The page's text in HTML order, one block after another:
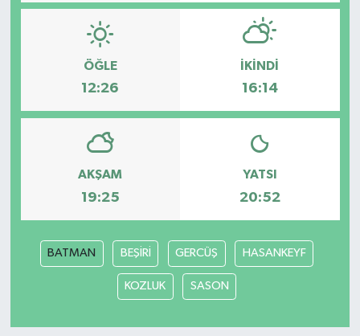
ÖĞLE
12:26
İKINDI
16:14
AKŞAM
19:25
YATSI
20:52
BATMAN BEŞİRİ GERCÜŞ HASANKEYF
KOZLUK SASON